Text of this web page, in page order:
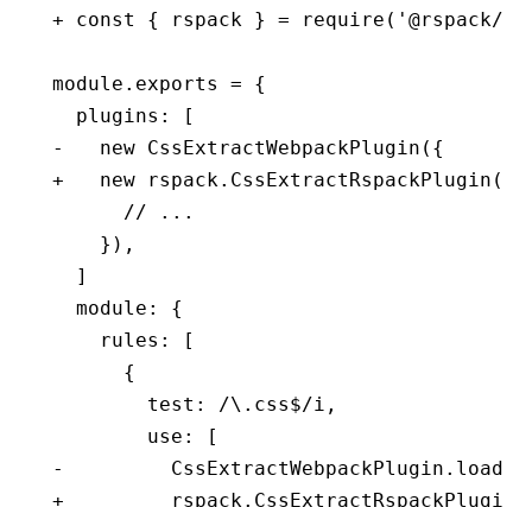
+ const { rspack } = require('@rspack/
module.exports = {
  plugins: [
-   new CssExtractWebpackPlugin({
+   new rspack.CssExtractRspackPlugin({
      // ...
    }),
  ]
  module: {
    rules: [
      {
        test: /\.css$/i,
        use: [
-
+